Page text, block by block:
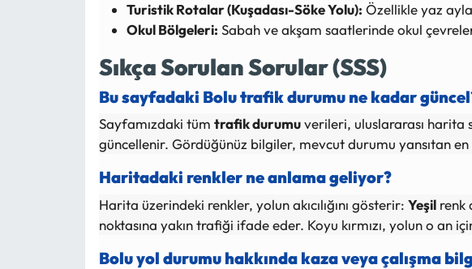
Turistik Rotalar (Kuşadası-Söke Yolu): Özellikle yaz
Okul Bölgeleri: Sabah ve akşam saatlerinde okul
Sıkça Sorulan Sorular (SSS)
Bu sayfadaki Bolu trafik durumu ne kadar
Sayfamızdaki tüm trafik durumuverileri, uluslararası harita
güncellenir. Gördüğünüz bilgiler, mevcut durumu yansıtan
Haritadaki renkler ne anlama geliyor?
Harita üzerindeki renkler, yolun akıcılığını gösterir: Yeşilrenk
noktasına yakın trafiği ifade eder. Koyu kırmızı, yolun o an
Bolu yol durumu hakkında kaza veya çalışma